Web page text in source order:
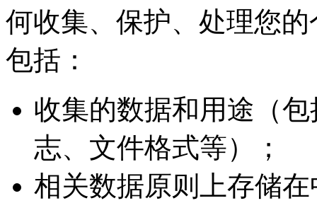
何收集、保护、处理您
包括：
收集的数据和用途（
志、文件格式等）；
相关数据原则上存储